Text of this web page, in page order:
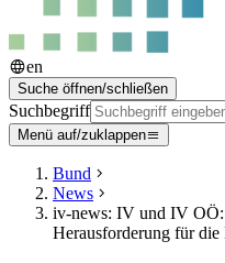
en
Suche öffnen/schließen
Suchbegriff
Menü auf/zuklappen
Bund
News
iv-news: IV und IV OÖ:
Herausforderung für die